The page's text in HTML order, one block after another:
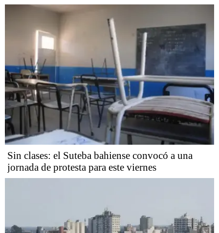
Sin clases: el Suteba bahiense convocó a una
jornada de protesta para este viernes